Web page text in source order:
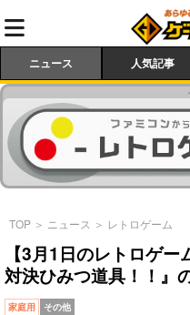
ニュース 人気記事
TOP ＞ ニュース ＞ レトロゲーム
【3月1日のレトロゲ
対決ひみつ道具！！』
家庭用 その他